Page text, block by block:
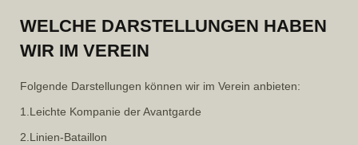
WELCHE DARSTELLUNGEN HABEN
WIR IM VEREIN
Folgende Darstellungen können wir im Verein anbieten:
1.Leichte Kompanie der Avantgarde
2.Linien-Bataillon